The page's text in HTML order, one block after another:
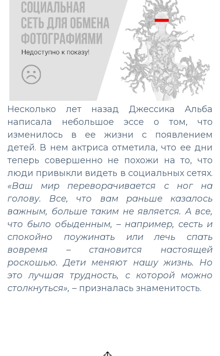
Несколько лет назад Джессика Альба
написала небольшое эссе о том, что
изменилось в ее жизни с появлением
детей. В нем актриса отметила, что ее дни
теперь совершенно не похожи на то, что
люди привыкли видеть в социальных сетях.
«Ваш мир переворачивается с ног на
голову. Все, что вам раньше казалось
важным, больше таким не является. А все,
что было обыденным, – например, сесть и
спокойно поужинать или лечь спать
вовремя – становится настоящей
роскошью. Дети меняют нашу жизнь. Но
это лучшая трудность, с которой можно
столкнуться», – призналась знаменитость.